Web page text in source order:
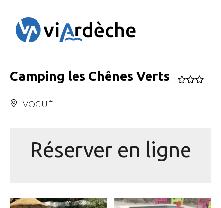
Camping les Chênes Verts
VOGÜÉ
Réserver en ligne